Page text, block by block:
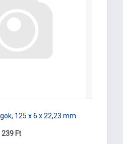
125 x 6 x 22,23 mm
239 Ft